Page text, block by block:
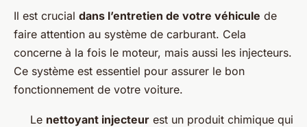
Il est crucial dans l’entretien de votre véhicule de
faire attention au système de carburant. Cela
concerne à la fois le moteur, mais aussi les injecteurs.
Ce système est essentiel pour assurer le bon
fonctionnement de votre voiture.
Le nettoyant injecteur est un produit chimique qui